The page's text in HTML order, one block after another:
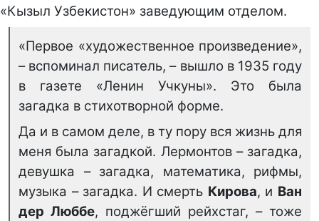
«Кызыл Узбекистон» заведующим отделом.
«Первое «художественное произведение»,
– вспоминал писатель, – вышло в 1935 году
в газете «Ленин Учкуны». Это была
загадка в стихотворной форме.
Да и в самом деле, в ту пору вся жизнь для
меня была загадкой. Лермонтов – загадка,
девушка – загадка, математика, рифмы,
музыка – загадка. И смерть Кирова, и Ван
дер Люббе, поджёгший рейхстаг, – тоже